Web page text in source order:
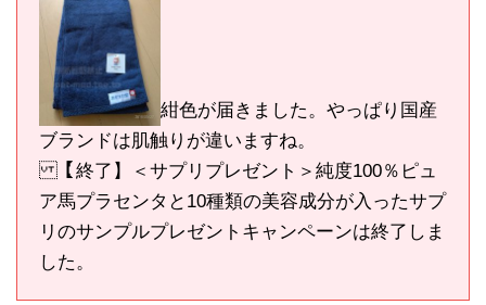
紺色が届きました。やっぱり国産
ブランドは肌触りが違いますね。
【終了】＜サプリプレゼント＞純度100％ピュ
ア馬プラセンタと10種類の美容成分が入ったサプ
リのサンプルプレゼントキャンペーンは終了しま
した。